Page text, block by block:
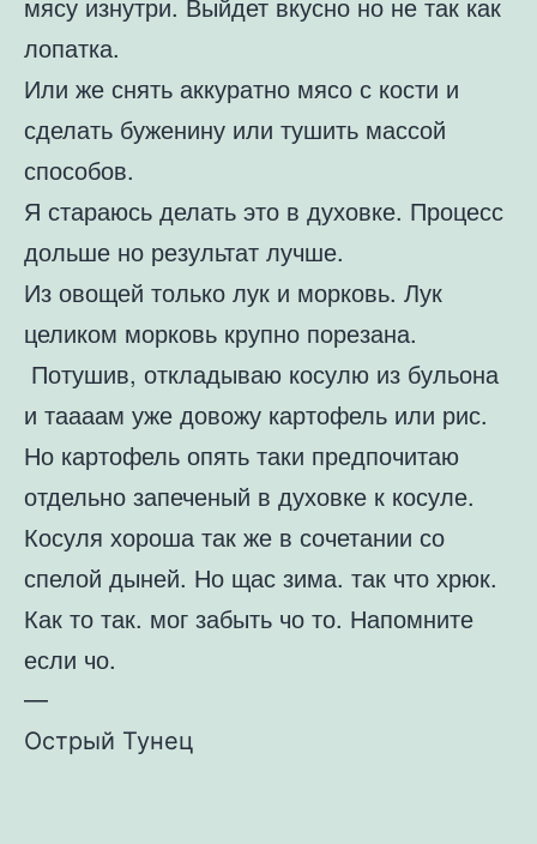
лопатка.
Или же снять аккуратно мясо с кости и
сделать буженину или тушить массой
способов.
Я стараюсь делать это в духовке. Процесс
дольше но результат лучше.
Из овощей только лук и морковь. Лук
целиком морковь крупно порезана.
Потушив, откладываю косулю из бульона
и таааам уже довожу картофель или рис.
Но картофель опять таки предпочитаю
отдельно запеченый в духовке к косуле.
Косуля хороша так же в сочетании со
спелой дыней. Но щас зима. так что хрюк.
Как то так. мог забыть чо то. Напомните
если чо.
—
Острый Тунец